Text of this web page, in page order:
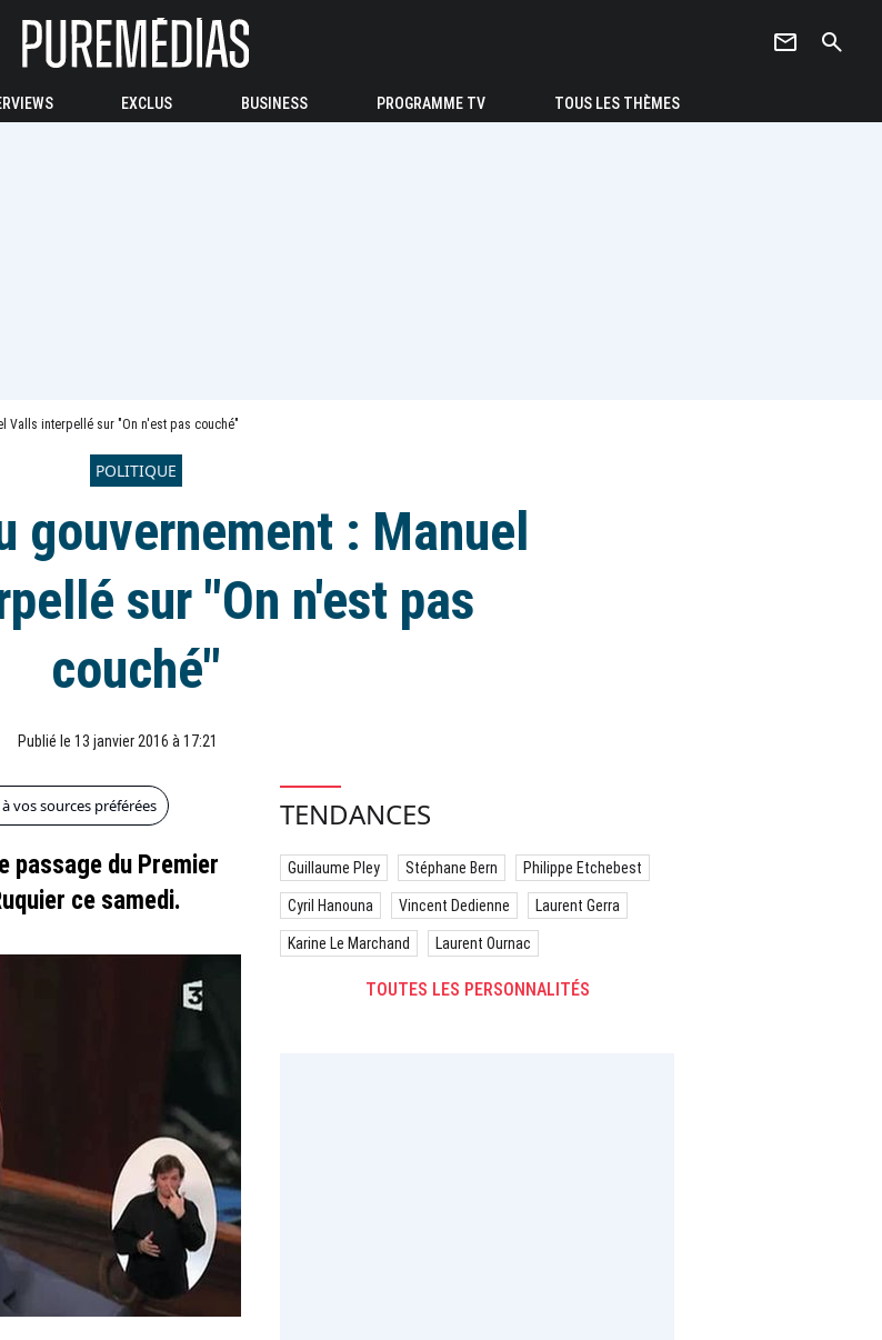
newsletter search
EXCLUS BUSINESS PROGRAMME TV TOUS LES THÈMES
Valls interpellé sur "On n'est pas couché"
POLITIQUE
gouvernement : Manuel
sur "On n'est pas
couché"
Publié le 13 janvier 2016 à 17:21
vos sources préférées
passage du Premier
ce samedi.
TENDANCES
Guillaume Pley Stéphane Bern Philippe Etchebest
Cyril Hanouna Vincent Dedienne Laurent Gerra
Karine Le Marchand Laurent Ournac
TOUTES LES PERSONNALITÉS